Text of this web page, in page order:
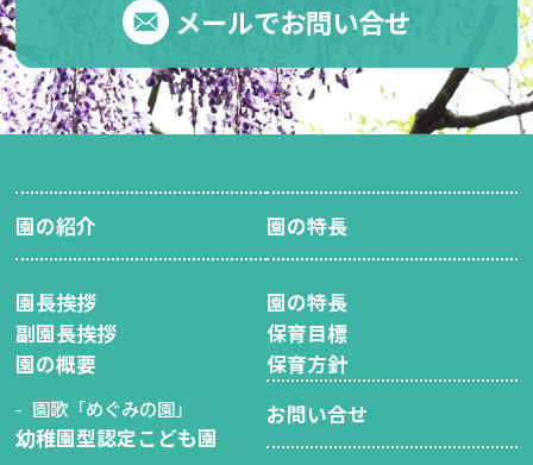
メールでお問い合せ
園の紹介
園長挨拶
副園長挨拶
園の概要
園歌「めぐみの園」
幼稚園型認定こども園
園の特長
園の特長
保育目標
保育方針
お問い合せ